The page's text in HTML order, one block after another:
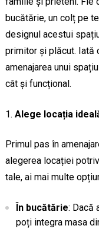
bucătărie, un colț pe
designul acestui
primitor și plăcut. Iată
amenajarea unui
cât și funcțional.
Alege locația
Primul pas în
alegerea locației
tale, ai mai multe
În bucătărie: Dacă
poți integra masa